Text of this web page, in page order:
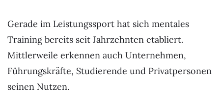
Gerade im Leistungssport hat sich mentales
Training bereits seit Jahrzehnten etabliert.
Mittlerweile erkennen auch Unternehmen,
Führungskräfte, Studierende und Privatpersonen
seinen Nutzen.